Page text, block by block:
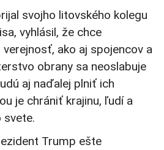
svojho litovského kolegu
vyhlásil, že chce
ako aj spojencov a
obrany sa neoslabuje
aj naďalej plniť ich
je chrániť krajinu, ľudí a
svete.
Trump ešte